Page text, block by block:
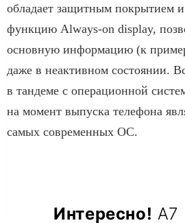
обладает защитным покрытием
функцию Always-on display,
основную информацию (к
даже в неактивном состоянии.
в тандеме с операционной
на момент выпуска телефона
самых современных ОС.
Интересно! А7